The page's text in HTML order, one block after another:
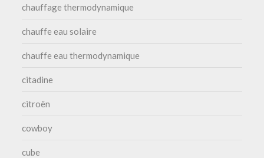
chauffage thermodynamique
chauffe eau solaire
chauffe eau thermodynamique
citadine
citroën
cowboy
cube